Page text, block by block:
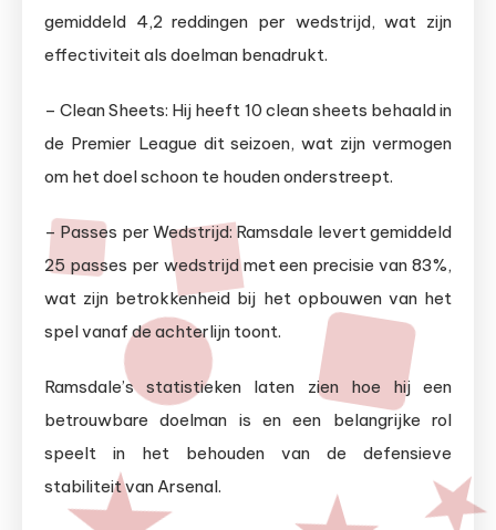
gemiddeld 4,2 reddingen per wedstrijd, wat zijn
effectiviteit als doelman benadrukt.
– Clean Sheets: Hij heeft 10 clean sheets behaald in
de Premier League dit seizoen, wat zijn vermogen
om het doel schoon te houden onderstreept.
– Passes per Wedstrijd: Ramsdale levert gemiddeld
25 passes per wedstrijd met een precisie van 83%,
wat zijn betrokkenheid bij het opbouwen van het
spel vanaf de achterlijn toont.
Ramsdale’s statistieken laten zien hoe hij een
betrouwbare doelman is en een belangrijke rol
speelt in het behouden van de defensieve
stabiliteit van Arsenal.